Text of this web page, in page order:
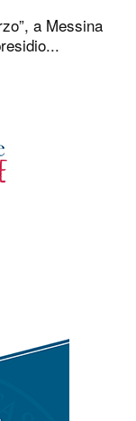
a Messina